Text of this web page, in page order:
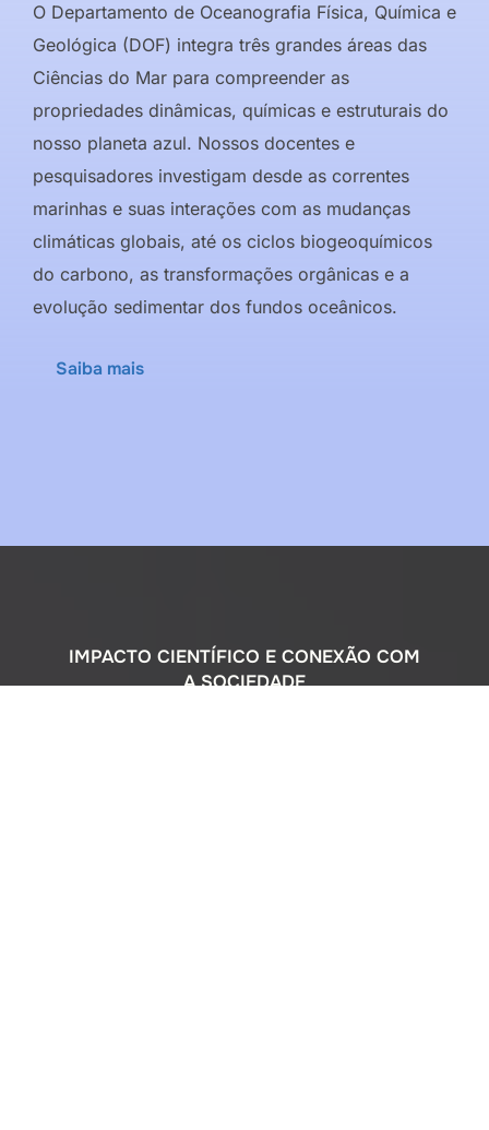
O Departamento de Oceanografia Física, Química e
Geológica (DOF) integra três grandes áreas das
Ciências do Mar para compreender as
propriedades dinâmicas, químicas e estruturais do
nosso planeta azul. Nossos docentes e
pesquisadores investigam desde as correntes
marinhas e suas interações com as mudanças
climáticas globais, até os ciclos biogeoquímicos
do carbono, as transformações orgânicas e a
evolução sedimentar dos fundos oceânicos.
Saiba mais
IMPACTO CIENTÍFICO E CONEXÃO COM
A SOCIEDADE